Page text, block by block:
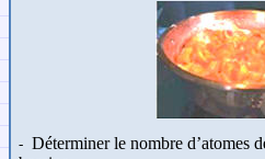
- Déterminer le nombre d’atomes